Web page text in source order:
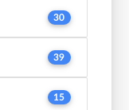
30
39
15